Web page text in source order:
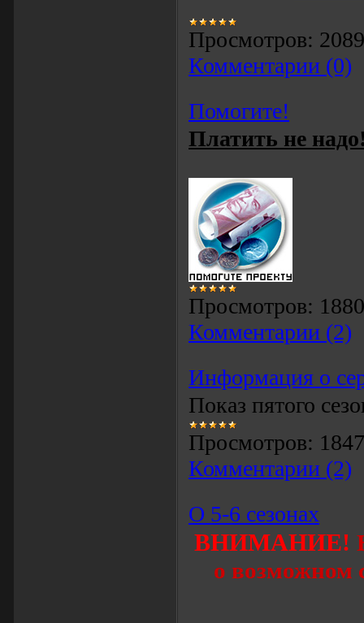
Просмотров: 2089
Комментарии (0)
Помогите!
Платить не
Просмотров: 1880
Комментарии (2)
Информация о
Показ пятого
Просмотров: 1847
Комментарии (2)
О 5-6 сезонах
ВНИМАНИЕ!
о возможном